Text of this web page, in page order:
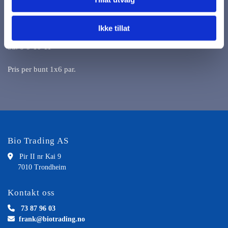
Ikke tillat
Passende til: arbeid i syrebad, vaskekar o.l., industrieltrenhold,
septik/renovasjon, kjemikaliehåndtering etc.
Str. 8-9-10-11
Pris per bunt 1x6 par.
Bio Trading AS
 Pir II nr Kai 9
7010 Trondheim
Kontakt oss
 73 87 96 03
 frank@biotrading.no